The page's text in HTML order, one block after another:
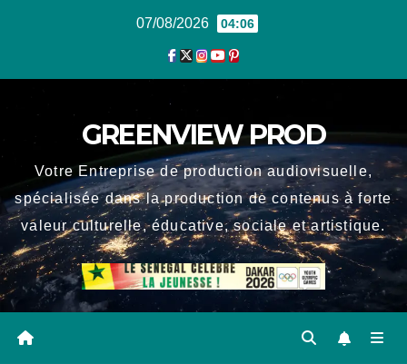
07/08/2026 04:06
GREENVIEW PROD
Votre Entreprise de production audiovisuelle,
spécialisée dans la production de contenus à forte
valeur culturelle, éducative, sociale et artistique.